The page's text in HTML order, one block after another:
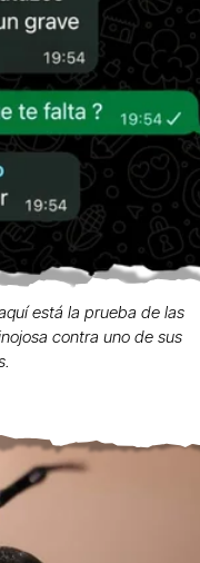
está la prueba de las
contra uno de sus